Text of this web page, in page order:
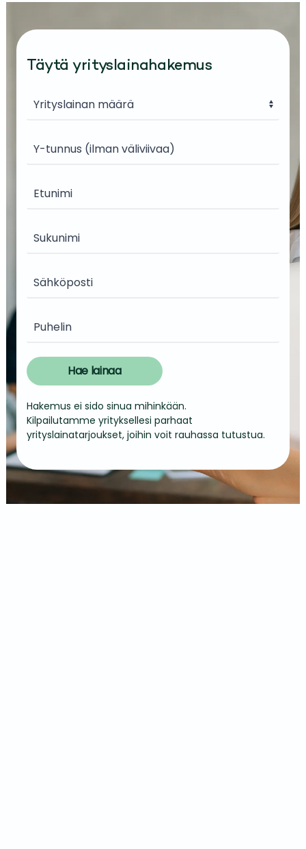
Täytä yrityslainahakemus
Hae lainaa
Hakemus ei sido sinua mihinkään.
Kilpailutamme yrityksellesi parhaat
yrityslainatarjoukset, joihin voit rauhassa tutustua.